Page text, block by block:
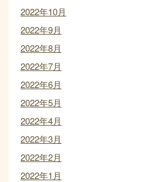
2022年10月
2022年9月
2022年8月
2022年7月
2022年6月
2022年5月
2022年4月
2022年3月
2022年2月
2022年1月